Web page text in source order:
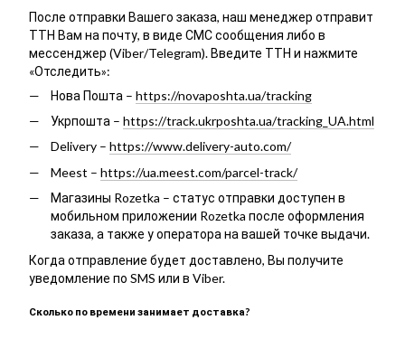
После отправки Вашего заказа, наш менеджер отправит
ТТН Вам на почту, в виде СМС сообщения либо в
мессенджер (Viber/Telegram). Введите ТТН и нажмите
«Отследить»:
Нова Пошта – https://novaposhta.ua/tracking
Укрпошта – https://track.ukrposhta.ua/tracking_UA.html
Delivery – https://www.delivery-auto.com/
Meest – https://ua.meest.com/parcel-track/
Магазины Rozetka – статус отправки доступен в
мобильном приложении Rozetka после оформления
заказа, а также у оператора на вашей точке выдачи.
Когда отправление будет доставлено, Вы получите
уведомление по SMS или в Viber.
Сколько по времени занимает доставка?